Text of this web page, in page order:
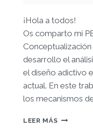
¡Hola a todos!
Os comparto mi
desarrollo el
el diseño adictivo
actual. En este
los mecanismos
LEER MÁS PEC2